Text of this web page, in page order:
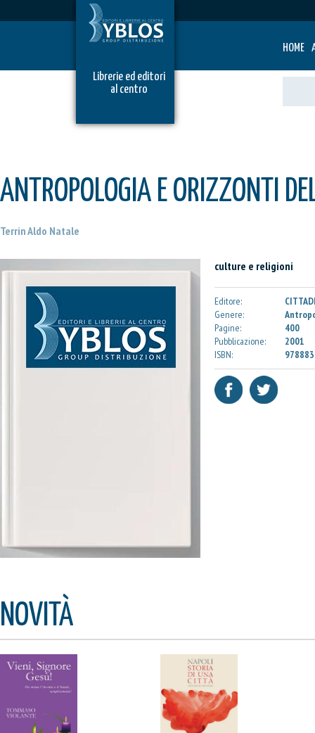
HOME
Librerie ed editori
al centro
ANTROPOLOGIA E ORIZZONTI
Terrin Aldo Natale
culture e religioni
Editore:
Genere:
Pagine:
400
Pubblicazione:
2001
ISBN:
NOVITÀ